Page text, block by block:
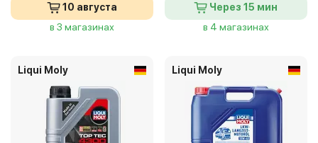
10 августа
в 3 магазинах
Через 15 мин
в 4 магазинах
Liqui Moly Liqui Moly